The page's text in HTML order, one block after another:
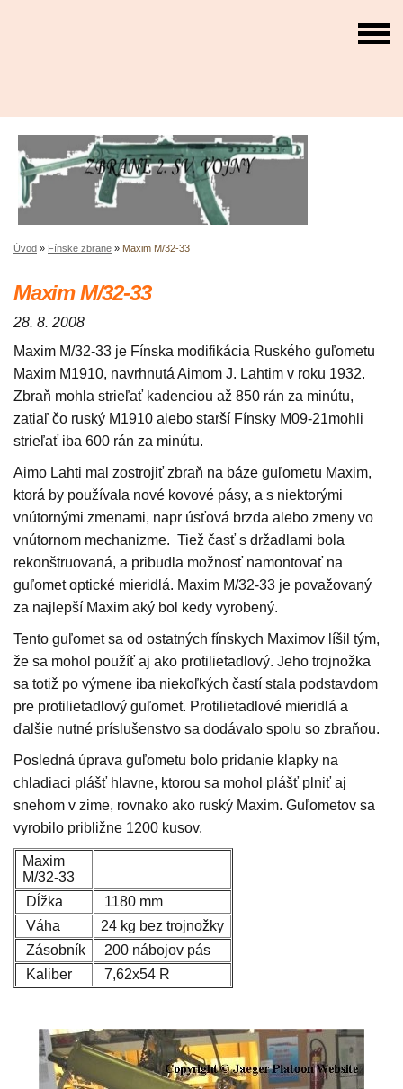
Úvod » Fínske zbrane » Maxim M/32-33
Maxim M/32-33
28. 8. 2008
Maxim M/32-33 je Fínska modifikácia Ruského guľometu
Maxim M1910, navrhnutá Aimom J. Lahtim v roku 1932.
Zbraň mohla strieľať kadenciou až 850 rán za minútu,
zatiaľ čo ruský M1910 alebo starší Fínsky M09-21mohli
strieľať iba 600 rán za minútu.
Aimo Lahti mal zostrojiť zbraň na báze guľometu Maxim,
ktorá by používala nové kovové pásy, a s niektorými
vnútornými zmenami, napr úsťová brzda alebo zmeny vo
vnútornom mechanizme. Tiež časť s držadlami bola
rekonštruovaná, a pribudla možnosť namontovať na
guľomet optické mieridlá. Maxim M/32-33 je považovaný
za najlepší Maxim aký bol kedy vyrobený.
Tento guľomet sa od ostatných fínskych Maximov líšil tým,
že sa mohol použíť aj ako protilietadlový. Jeho trojnožka
sa totiž po výmene iba niekoľkých častí stala podstavdom
pre protilietadlový guľomet. Protilietadlové mieridlá a
ďalšie nutné príslušenstvo sa dodávalo spolu so zbraňou.
Posledná úprava guľometu bolo pridanie klapky na
chladiaci plášť hlavne, ktorou sa mohol plášť plniť aj
snehom v zime, rovnako ako ruský Maxim. Guľometov sa
vyrobilo približne 1200 kusov.
Maxim
M/32-33
Dĺžka
1180 mm
Váha
24 kg bez trojnožky
Zásobník
200 nábojov pás
Kaliber
7,62x54 R